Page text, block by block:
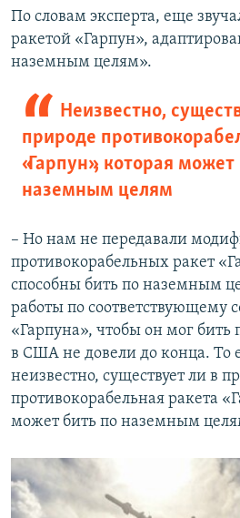
По словам эксперта, еще
ракетой «Гарпун»,
наземным целям».
Неизвестно,
природе
«Гарпун», которая
наземным целям
– Но нам не передавали
противокорабельных ракет
способны бить по наземным
работы по соответствующему
«Гарпуна», чтобы он мог
в США не довели до конца. То
неизвестно, существует ли в
противокорабельная ракета
может бить по наземным